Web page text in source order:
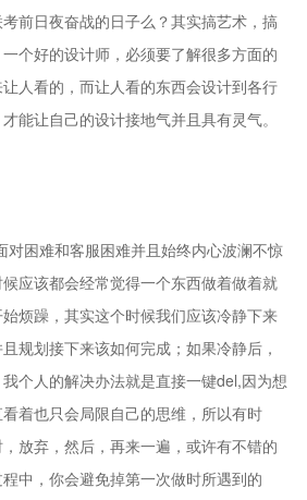
前日夜奋战的日子么？其实搞艺术，搞
个好的设计师，必须要了解很多方面的
人看的，而让人看的东西会设计到各行
能让自己的设计接地气并且具有灵气。
对困难和客服困难并且始终内心波澜不惊
应该都会经常觉得一个东西做着做着就
烦躁，其实这个时候我们应该冷静下来
规划接下来该如何完成；如果冷静后，
个人的解决办法就是直接一键del,因为想
着也只会局限自己的思维，所以有时
放弃，然后，再来一遍，或许有不错的
中，你会避免掉第一次做时所遇到的